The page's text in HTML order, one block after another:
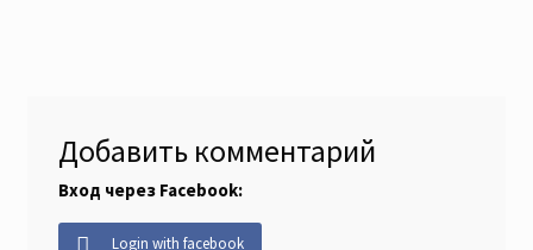
Добавить комментарий
Вход через Facebook:
Login with facebook